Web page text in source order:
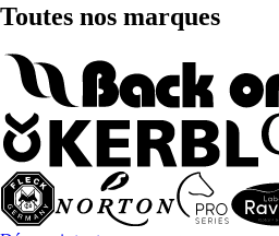
Toutes nos marques